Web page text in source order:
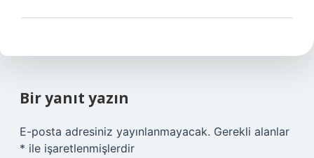
Bir yanıt yazın
E-posta adresiniz yayınlanmayacak. Gerekli alanlar
* ile işaretlenmişlerdir